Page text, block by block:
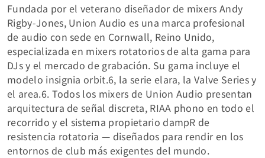
Fundada por el veterano diseñador de mixers Andy
Rigby-Jones, Union Audio es una marca profesional
de audio con sede en Cornwall, Reino Unido,
especializada en mixers rotatorios de alta gama para
DJs y el mercado de grabación. Su gama incluye el
modelo insignia orbit.6, la serie elara, la Valve Series y
el area.6. Todos los mixers de Union Audio presentan
arquitectura de señal discreta, RIAA phono en todo el
recorrido y el sistema propietario dampR de
resistencia rotatoria — diseñados para rendir en los
entornos de club más exigentes del mundo.